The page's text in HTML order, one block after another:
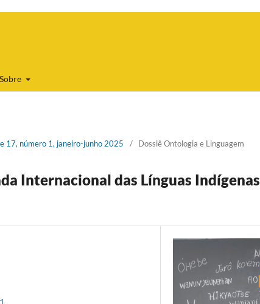
Sobre
17, número 1, janeiro-junho 2025 / Dossiê Ontologia e Linguagem
Internacional das Línguas Indígenas